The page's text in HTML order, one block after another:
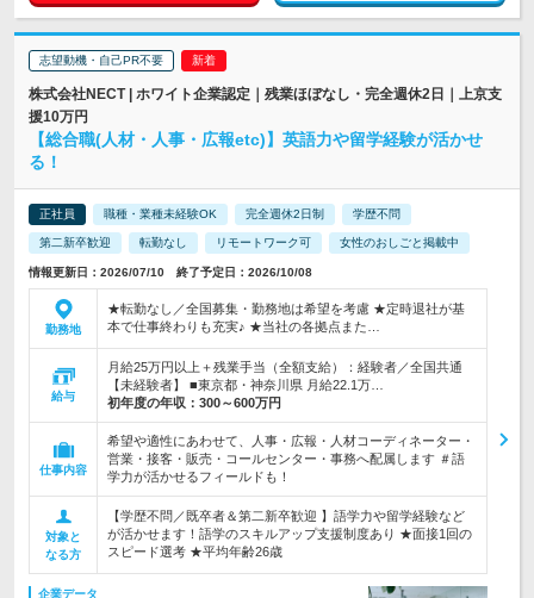
志望動機・自己PR不要
株式会社NECT | ホワイト企業認定｜残業ほぼなし・完全週休2日｜上京支
援10万円
【総合職(人材・人事・広報etc)】英語力や留学経験が活かせ
る！
正社員 職種・業種未経験OK 完全週休2日制 学歴不問
第二新卒歓迎 転勤なし リモートワーク可 女性のおしごと掲載中
情報更新日：2026/07/10 終了予定日：2026/10/08
勤務地
★転勤なし／全国募集・勤務地は希望を考慮 ★定時退社が基
本で仕事終わりも充実♪ ★当社の各拠点また…
給与
月給25万円以上＋残業手当（全額支給）：経験者／全国共通
【未経験者】 ■東京都・神奈川県 月給22.1万…
初年度の年収： 300～600万円
仕事内容
希望や適性にあわせて、人事・広報・人材コーディネーター・
営業・接客・販売・コールセンター・事務へ配属します ＃語
学力が活かせるフィールドも！
対象と
なる方
【学歴不問／既卒者＆第二新卒歓迎 】語学力や留学経験など
が活かせます！語学のスキルアップ支援制度あり ★面接1回の
スピード選考 ★平均年齢26歳
企業データ